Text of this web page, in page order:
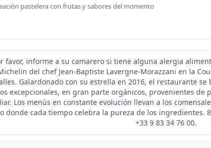
pastelera con frutas y sabores del momento
favor, informe a su camarero si tiene alguna alergia
del chef Jean-Baptiste Lavergne-Morazzani en la
Galardonado con su estrella en 2016, el restaurante
excepcionales, en gran parte orgánicos, provenientes de
Los menús en constante evolución llevan a los
donde cada tiempo celebra la pureza de los ingredientes.
+33 9 83 34 76 00.